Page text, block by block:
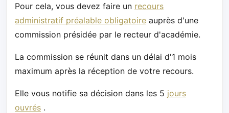
Pour cela, vous devez faire un recours
administratif préalable obligatoire auprès d'une
commission présidée par le recteur d'académie.
La commission se réunit dans un délai d'1 mois
maximum après la réception de votre recours.
Elle vous notifie sa décision dans les 5 jours
ouvrés .